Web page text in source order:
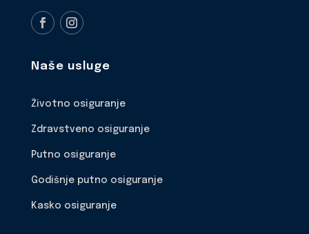
Naše usluge
Životno osiguranje
Zdravstveno osiguranje
Putno osiguranje
Godišnje putno osiguranje
Kasko osiguranje